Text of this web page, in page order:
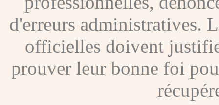
d'erreurs administratives.
officielles doivent
prouver leur bonne foi